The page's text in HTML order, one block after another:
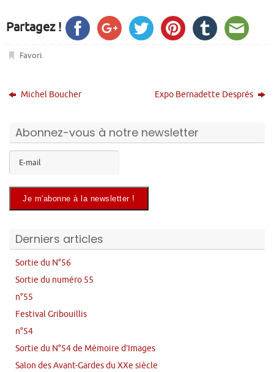
Partagez !
Favori.
Michel Boucher Expo Bernadette Després
Abonnez-vous à notre newsletter
Derniers articles
Sortie du N°56
Sortie du numéro 55
n°55
Festival Gribouillis
n°54
Sortie du N°54 de Mémoire d’Images
Salon des Avant-Gardes du XXe siècle